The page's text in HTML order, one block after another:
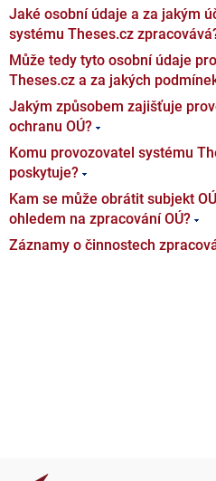
Jaké osobní údaje a za jakým
systému Theses.cz
Může tedy tyto osobní údaje
Theses.cz a za jakých
Jakým způsobem zajišťuje
ochranu OÚ?
Komu provozovatel systému
poskytuje?
Kam se může obrátit subjekt
ohledem na zpracování OÚ?
Záznamy o činnostech